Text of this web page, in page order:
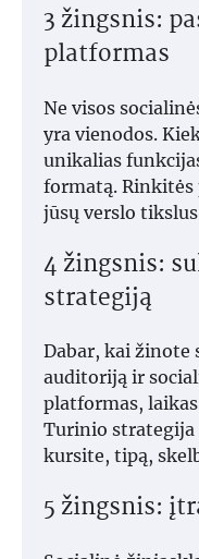
3 žingsnis:
platformas
Ne visos
yra vienodos.
unikalias
formatą.
jūsų verslo
4 žingsnis:
strategiją
Dabar, kai žinote
auditoriją ir
platformas,
Turinio
kursite, tipą,
5 žingsnis: